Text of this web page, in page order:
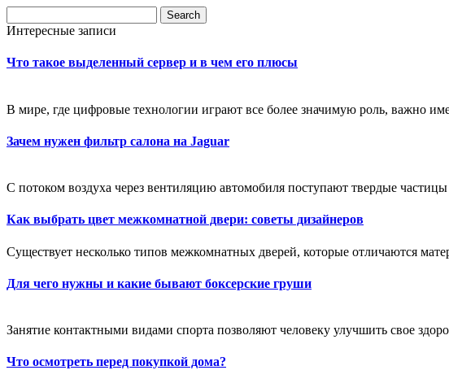
Интересные записи
Что такое выделенный сервер и в чем его плюсы
В мире, где цифровые технологии играют все более значимую роль, важно
Зачем нужен фильтр салона на Jaguar
С потоком воздуха через вентиляцию автомобиля поступают твердые
Как выбрать цвет межкомнатной двери: советы дизайнеров
Существует несколько типов межкомнатных дверей, которые отличаются
Для чего нужны и какие бывают боксерские груши
Занятие контактными видами спорта позволяют человеку улучшить свое
Что осмотреть перед покупкой дома?